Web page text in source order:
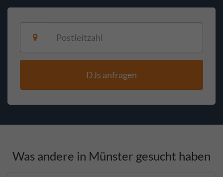
DJs anfragen
Was andere in Münster gesucht haben